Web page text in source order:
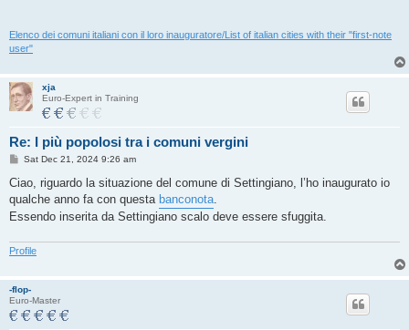
Elenco dei comuni italiani con il loro inauguratore/List of italian cities with their "first-note
user"
xja
Euro-Expert in Training
Re: I più popolosi tra i comuni vergini
P
s
Sat Dec 21, 2024 9:26 am
Ciao, riguardo la situazione del comune di Settingiano, l’ho inaugurato io
qualche anno fa con questa banconota.
Essendo inserita da Settingiano scalo deve essere sfuggita.
Profile
-flop-
Euro-Master